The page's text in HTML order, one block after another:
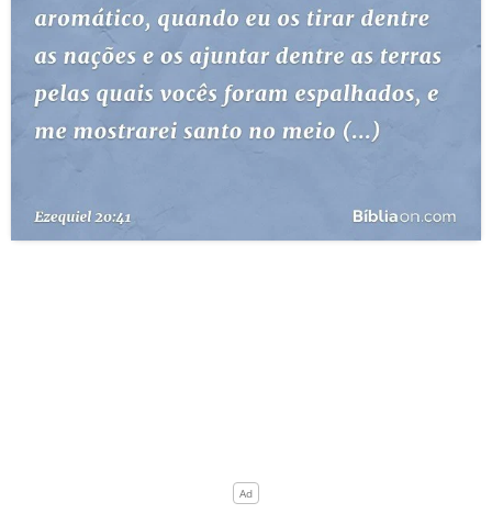
PERGUNTE À BÍBLIA IA
QUEM SOMOS